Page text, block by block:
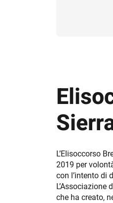
L’Elisoccorso
2019 per
con l’intento di
L’Associazione
che ha creato,